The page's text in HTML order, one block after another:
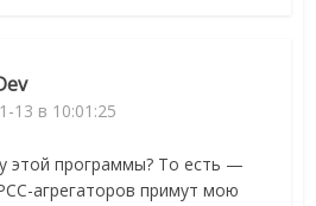
13 в 10:01:25
этой программы? То есть —
агрегаторов примут мою